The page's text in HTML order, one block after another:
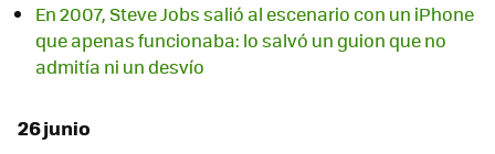
En 2007, Steve Jobs salió al escenario con un iPhone
que apenas funcionaba: lo salvó un guion que no
admitía ni un desvío
26 junio